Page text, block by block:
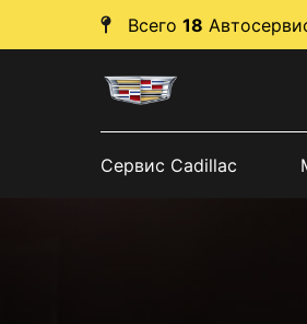
Всего 18
Сервис Cadillac